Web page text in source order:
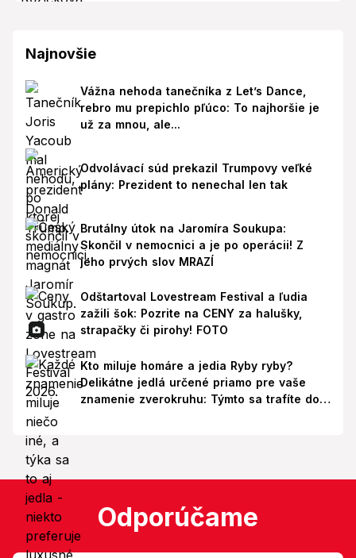
Najnovšie
Vážna nehoda tanečníka z Let’s Dance,
rebro mu prepichlo pľúco: To najhoršie je
už za mnou, ale...
Odvolávací súd prekazil Trumpovy veľké
plány: Prezident to nenechal len tak
Brutálny útok na Jaromíra Soukupa:
Skončil v nemocnici a je po operácii! Z
jeho prvých slov MRAZÍ
Odštartoval Lovestream Festival a ľudia
zažili šok: Pozrite na CENY za halušky,
strapačky či pirohy! FOTO
Kto miluje homáre a jedia Ryby ryby?
Delikátne jedlá určené priamo pre vaše
znamenie zverokruhu: Týmto sa trafíte do
Odporúčame